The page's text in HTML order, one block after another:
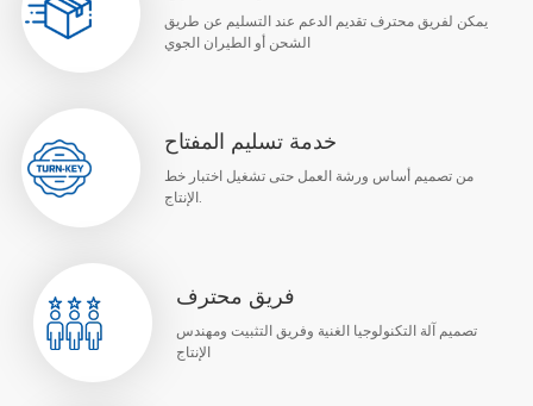
يمكن لفريق محترف تقديم الدعم عند التسليم عن طريق
الشحن أو الطيران الجوي
خدمة تسليم المفتاح
من تصميم أساس ورشة العمل حتى تشغيل اختبار خط
الإنتاج.
فريق محترف
تصميم آلة التكنولوجيا الغنية وفريق التثبيت ومهندس
الإنتاج